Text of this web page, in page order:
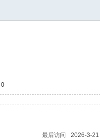
0
最后访问
2026-3-